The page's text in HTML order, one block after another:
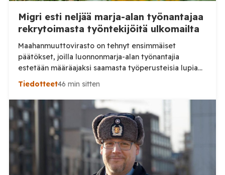
Migri esti neljää marja-alan työnantajaa
rekrytoimasta työntekijöitä ulkomailta
Maahanmuuttovirasto on tehnyt ensimmäiset
päätökset, joilla luonnonmarja-alan työnantajia
estetään määräajaksi saamasta työperusteisia lupia
ulkomailta rekrytoitaville työntekijöille. Päätösten
epäselvyydet ja laiminlyönnit. Maahanmuuttovirasto
on kevään ja kesän 2026 aikana harkinnut lupien
myöntämisestä pidättäytymistä noin 20
luonnonmarja-alalla toimivan työnantajan kohdalla.
Tilaa Posi TV – tuellasi riippumaton suomalainen
uutisointi jatkuu myös tulevaisuudessa. Yhdelletoista
työnantajalle on lähetetty […]
Tiedotteet46 min sitten